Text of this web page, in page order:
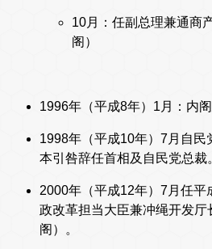
10月：任副总理兼通商
阁）
1996年（平成8年）1月：内
1998年（平成10年）7月自民
本引咎辞任首相及自民党总裁
2000年（平成12年）7月任
政改革担当大臣兼冲绳开发厅
阁）。